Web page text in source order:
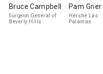
Bruce Campbell
Surgeon General of
Beverly Hills
Pam Grier
Hershe Las
Palamas